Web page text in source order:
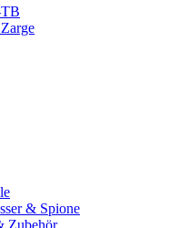
& Spione